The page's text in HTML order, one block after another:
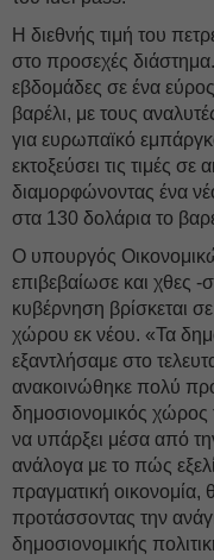
Η διεθνής τιμή του
στο προσεχές διάστημα.
εβδομάδες σε ένα
βαρέλι, με τους
για ευρωπαϊκό
εκτοξεύσει τις τιμές
διαμορφώνοντας ένα
στα 130 δολάρια το
Ο υπουργός
επιβεβαίωσε και
κυβέρνηση βρίσκεται
χώρου εκ νέου. «Τα
εξαντλήσαμε στο
ανακοινώθηκε πολύ
δημοσιονομικός χώρος
να υπάρξει μέσα από
ανάλογα με το πώς
πραγματική οικονομία,
προτάσσοντας την
δημοσιονομικής